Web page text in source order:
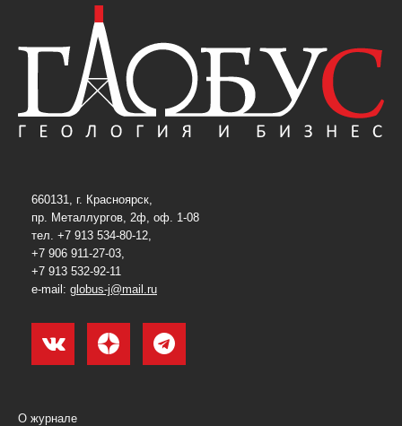
660131, г. Красноярск,
пр. Металлургов, 2ф, оф. 1-08
тел. +7 913 534-80-12,
+7 906 911-27-03,
+7 913 532-92-11
e-mail: globus-j@mail.ru
О журнале